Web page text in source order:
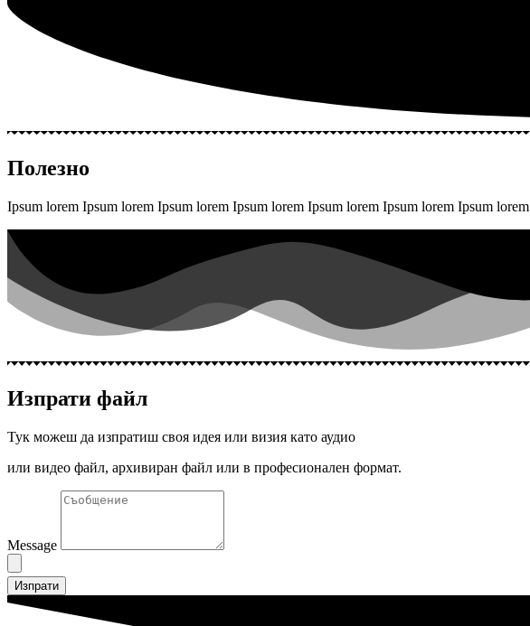
Полезно
Ipsum lorem Ipsum lorem Ipsum lorem Ipsum lorem Ipsum lorem Ipsum lorem Ipsum lorem
Изпрати файл
Тук можеш да изпратиш своя идея или визия като аудио
или видео файл, архивиран файл или в професионален формат.
Message
Изпрати